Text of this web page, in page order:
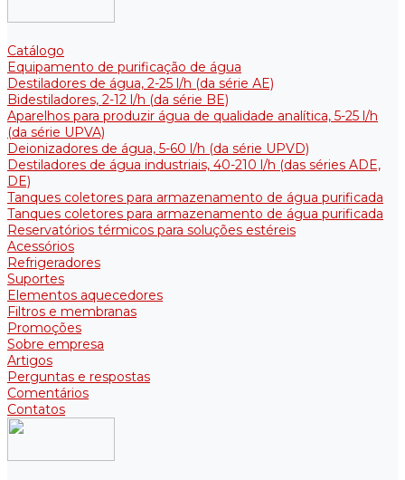
Catálogo
Equipamento de purificação de água
Destiladores de água, 2-25 l/h (da série АE)
Bidestiladores, 2-12 l/h (da série BE)
Aparelhos para produzir água de qualidade analítica, 5-25 l/h
(da série UPVA)
Deionizadores de água, 5-60 l/h (da série UPVD)
Destiladores de água industriais, 40-210 l/h (das séries ADE,
DE)
Tanques coletores para armazenamento de água purificada
Tanques coletores para armazenamento de água purificada
Reservatórios térmicos para soluções estéreis
Acessórios
Refrigeradores
Suportes
Elementos aquecedores
Filtros e membranas
Promoções
Sobre empresa
Artigos
Perguntas e respostas
Comentários
Contatos